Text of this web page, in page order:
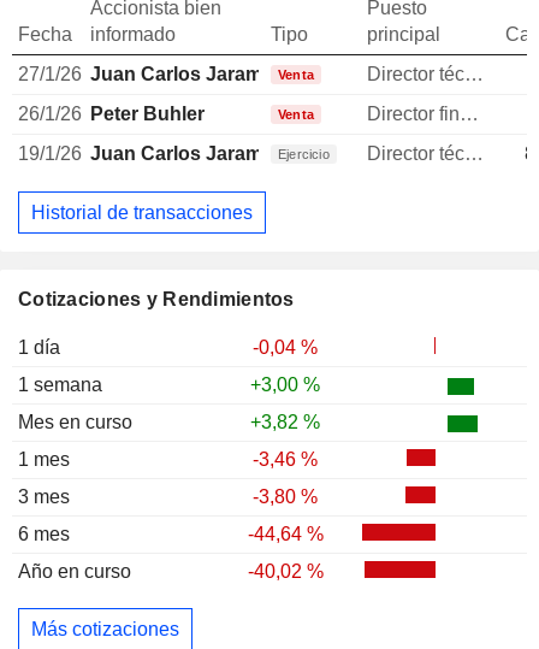
Cotizaciones y Rendimientos
1 día
-0,04 %
1 semana
+3,00 %
Mes en curso
+3,82 %
1 mes
-3,46 %
3 mes
-3,80 %
6 mes
-44,64 %
Año en curso
-40,02 %
Más cotizaciones
Fecha
Accionista bien
informado
Tipo
Puesto
principal
27/1/26 Juan Carlos JaramilloVenta Director técnico
26/1/26 Peter Buhler Venta Director financiero
19/1/26 Juan Carlos JaramilloEjercicio Director técnico
Historial de transacciones